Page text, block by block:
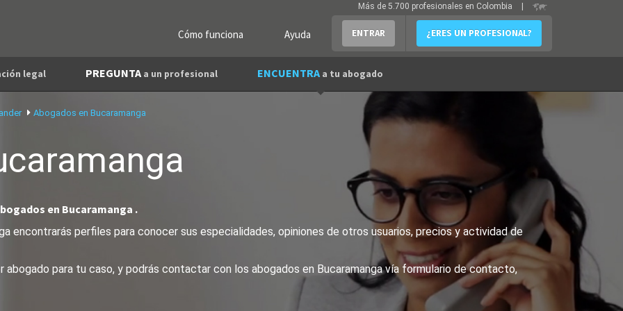
Cómo funciona Ayuda ENTRAR ¿ERES UN PROFESIONAL?
Más de 5.700 profesionales en Colombia
legal PREGUNTA a un profesional ENCUENTRA a tu abogado
Abogados en Bucaramanga
en Bucaramanga .
encontrarás perfiles para conocer sus especialidades, opiniones de otros usuarios, precios y actividad de
abogado para tu caso, y podrás contactar con los abogados en Bucaramanga vía formulario de contacto,